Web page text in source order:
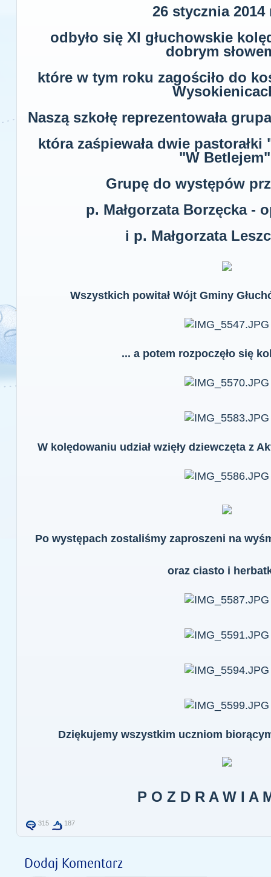
26 stycznia 2014
odbyło się XI głuchowskie
dobrym
które w tym roku zagościło do
Naszą szkołę reprezentowała
która zaśpiewała dwie
"W
Grupę do występów
p. Małgorzata Borzęcka -
i p. Małgorzata
Wszystkich powitał Wójt Gminy
... a potem rozpoczęło się
W kolędowaniu udział wzięły dziewczęta z
Po występach zostaliśmy zaproszeni na
oraz ciasto i
Dziękujemy wszystkim uczniom
P O Z D R A W I A
315 187
Dodaj Komentarz